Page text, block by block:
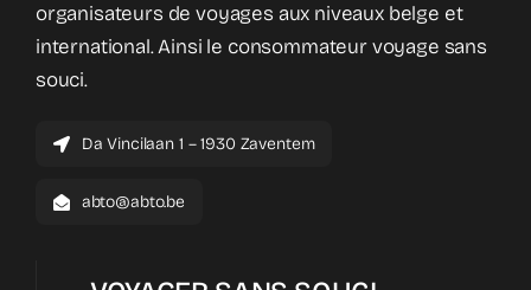
organisateurs de voyages aux niveaux belge et
international. Ainsi le consommateur voyage sans
souci.
Da Vincilaan 1 – 1930 Zaventem
abto@abto.be